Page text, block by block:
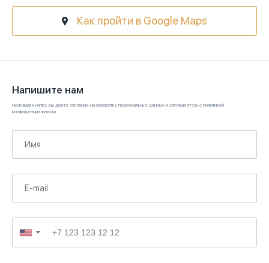
Как пройти в Google Maps
Напишите нам
Нажимая кнопку, вы даёте согласие на обработку персональных данных и соглашаетесь с политикой
конфиденциальности.
▼